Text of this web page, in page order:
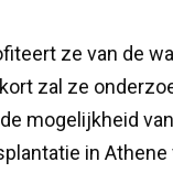
ze van de
zal ze
mogelijkheid
in